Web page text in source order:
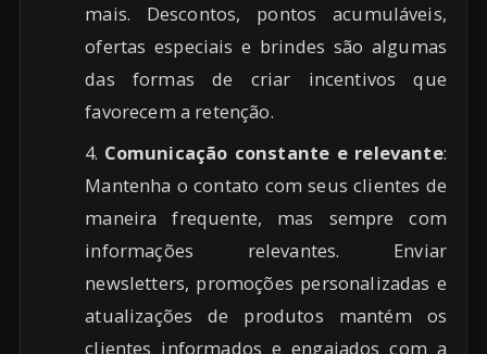
mais. Descontos, pontos acumuláveis,
ofertas especiais e brindes são algumas
das formas de criar incentivos que
favorecem a retenção.
Comunicação constante e relevante:
Mantenha o contato com seus clientes de
maneira frequente, mas sempre com
informações relevantes. Enviar
newsletters, promoções personalizadas e
atualizações de produtos mantém os
clientes informados e engajados com a